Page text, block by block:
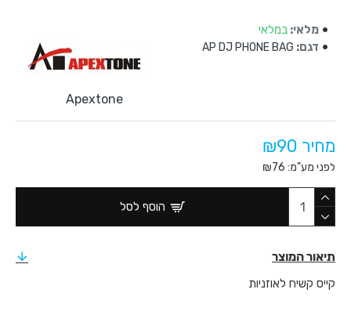
מלאי: במלאי
דגם: AP DJ PHONE BAG
Apextone
מחיר ₪90
לפני מע"מ: ₪76
הוסף לסל
תיאור המוצר
קייס קשיח לאוזניות